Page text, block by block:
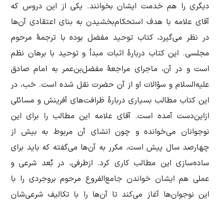
دیگری را هم خدمت ایشان بخوانند. یکی از این دروس که
آقای علامه با هدف استحکام‌بخشیدن به بنای اعتقادی آن‌ها
در نظر می‌گیرد، کتاب توحید مفضل بوده با ترجمۀ مرحوم
مجلسی. این کتاب دربارۀ اثبات مبدأ و توحید با برهان نظم
است و در آن، ماجرای مراجعۀ مفضل‌بن‌عمر به امام صادق
علیه‌السلام و سؤالات او از آن حضرت نقل شده است. خب، در
این کتاب مطالب بسیاری دربارۀ ظرافت‌های آفرینش و مسائلی
ازاین‌دست آمده است. آقای علامه این مطالب را برای این
نوجوانان می‌خوانده و چون انشای آن مربوط به بیش از
چهارصد سال پیش است، مکرر به آن‌ها می‌گفته که باید برای
ساده‌سازی این مطالب کاری کرد. ازطرفی، در بُعد شرعی و
عملی هم ایشان خواندن جامع‌الفروع مرحوم بروجردی را با
این نوجوان‌ها آغاز می‌کند تا آن‌ها را با تکالیف شرعی‌شان